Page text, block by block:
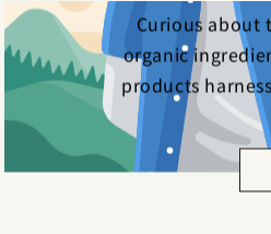
Curious about
organic
products